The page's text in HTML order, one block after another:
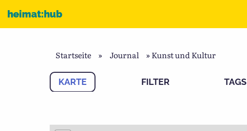
heimat:hub
Startseite » Journal » Kunst und Kultur
KARTE FILTER TAGS